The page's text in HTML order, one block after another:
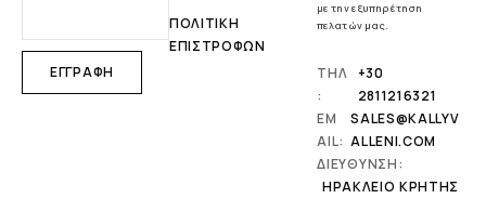
ΠΟΛΙΤΙΚΗ
ΕΠΙΣΤΡΟΦΩΝ
με την εξυπηρέτηση
πελατών μας.
ΤΗΛ
:
+30
2811216321
EM
AIL:
SALES@KALLYV
ALLENI.COM
ΔΙΕΥΘΥΝΣΗ:
ΗΡΆΚΛΕΙΟ ΚΡΉΤΗΣ